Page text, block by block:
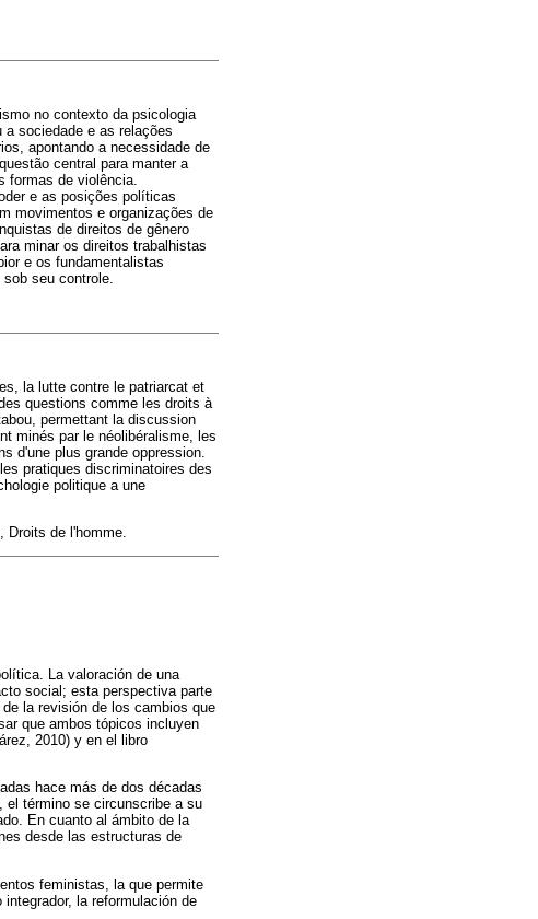
no contexto da psicologia
sociedade e as relações
apontando a necessidade de
central para manter a
formas de violência.
e as posições políticas
movimentos e organizações de
de direitos de gênero
minar os direitos trabalhistas
e os fundamentalistas
seu controle.
la lutte contre le patriarcat et
questions comme les droits à
permettant la discussion
minés par le néolibéralisme, les
d'une plus grande oppression.
pratiques discriminatoires des
politique a une
Droits de l'homme.
La valoración de una
social; esta perspectiva parte
la revisión de los cambios que
que ambos tópicos incluyen
2010) y en el libro
hace más de dos décadas
el término se circunscribe a su
En cuanto al ámbito de la
desde las estructuras de
feministas, la que permite
la reformulación de